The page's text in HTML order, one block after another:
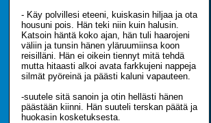
- Käy polvillesi eteeni, kuiskasin hiljaa ja ota
housuni pois. Hän teki niin kuin halusin.
Katsoin häntä koko ajan, hän tuli haarojeni
väliin ja tunsin hänen yläruumiinsa koon
reisilläni. Hän ei oikein tiennyt mitä tehdä
mutta hitaasti alkoi avata farkkujeni nappeja
silmät pyöreinä ja päästi kaluni vapauteen.
-suutele sitä sanoin ja otin hellästi hänen
päästään kiinni. Hän suuteli terskan päätä ja
huokasin kosketuksesta.